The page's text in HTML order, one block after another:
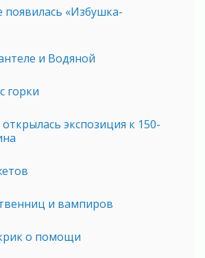
«Избушка-
и Водяной
горки
экспозиция к 150-
и вампиров
о помощи